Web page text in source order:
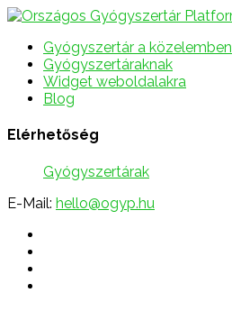
Gyógyszertár a közelemben
Gyógyszertáraknak
Widget weboldalakra
Blog
Elérhetőség
Gyógyszertárak
E-Mail: hello@ogyp.hu